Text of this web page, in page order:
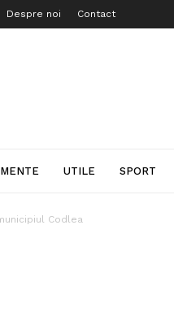
Despre noi Contact
UTILE SPORT
Codlea